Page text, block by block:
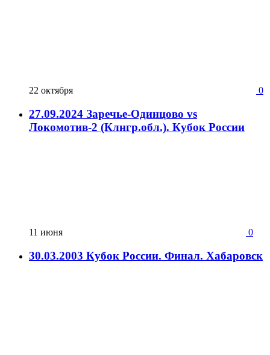
22 октября 0
27.09.2024 Заречье-Одинцово vs
Локомотив-2 (Клнгр.обл.). Кубок России
11 июня 0
30.03.2003 Кубок России. Финал. Хабаровск